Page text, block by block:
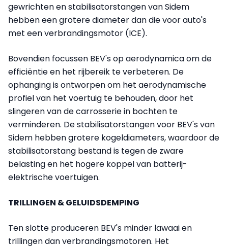
gewrichten en stabilisatorstangen van Sidem
hebben een grotere diameter dan die voor auto's
met een verbrandingsmotor (ICE).
Bovendien focussen BEV's op aerodynamica om de
efficiëntie en het rijbereik te verbeteren. De
ophanging is ontworpen om het aerodynamische
profiel van het voertuig te behouden, door het
slingeren van de carrosserie in bochten te
verminderen. De stabilisatorstangen voor BEV's van
Sidem hebben grotere kogeldiameters, waardoor de
stabilisatorstang bestand is tegen de zware
belasting en het hogere koppel van batterij-
elektrische voertuigen.
TRILLINGEN & GELUIDSDEMPING
Ten slotte produceren BEV's minder lawaai en
trillingen dan verbrandingsmotoren. Het